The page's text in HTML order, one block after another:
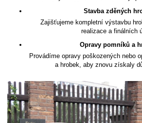
Stavba zděných
Zajišťujeme kompletní výstavbu
realizace a finálních
Opravy pomníků a
Provádíme opravy poškozených nebo
a hrobek, aby znovu získaly